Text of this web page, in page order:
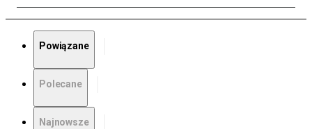
Powiązane
Polecane
Najnowsze